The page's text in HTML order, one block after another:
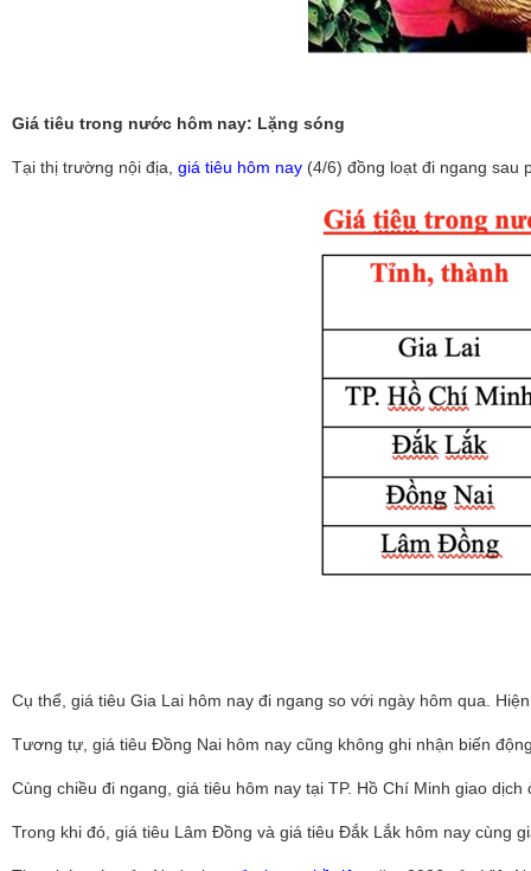
Giá tiêu trong nước hôm nay: Lặng sóng
Tại thị trường nội địa, giá tiêu hôm nay (4/6) đồng loạt đi ngang sau
Cụ thể, giá tiêu Gia Lai hôm nay đi ngang so với ngày hôm qua.
Tương tự, giá tiêu Đồng Nai hôm nay cũng không ghi nhận biến
Cùng chiều đi ngang, giá tiêu hôm nay tại TP. Hồ Chí Minh giao
Trong khi đó, giá tiêu Lâm Đồng và giá tiêu Đắk Lắk hôm nay cùng